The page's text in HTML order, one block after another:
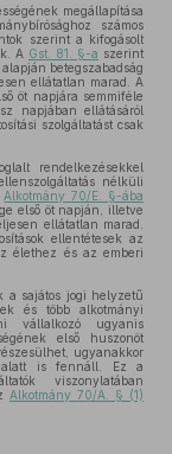
megállapítása
számos
szerint a kifogásolt
A Gst. 81. §-a szerint
betegszabadság
ellátatlan marad. A
öt napjára semmiféle
napjában ellátásáról
szolgáltatást csak
rendelkezésekkel
nélküli
Alkotmány 70/E. §-ába
első öt napján, illetve
ellátatlan marad.
ellentétesek az
élethez és az emberi
a sajátos jogi helyzetű
és több alkotmányi
vállalkozó ugyanis
első huszonöt
ugyanakkor
alatt is fennáll. Ez a
viszonylatában
Alkotmány 70/A. § (1)